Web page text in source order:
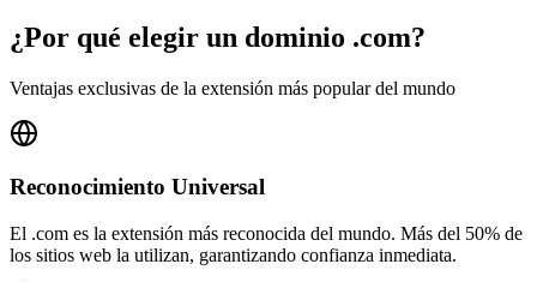
¿Por qué elegir un dominio .com?
Ventajas exclusivas de la extensión más popular del mundo
Reconocimiento Universal
El .com es la extensión más reconocida del mundo. Más del 50% de
los sitios web la utilizan, garantizando confianza inmediata.